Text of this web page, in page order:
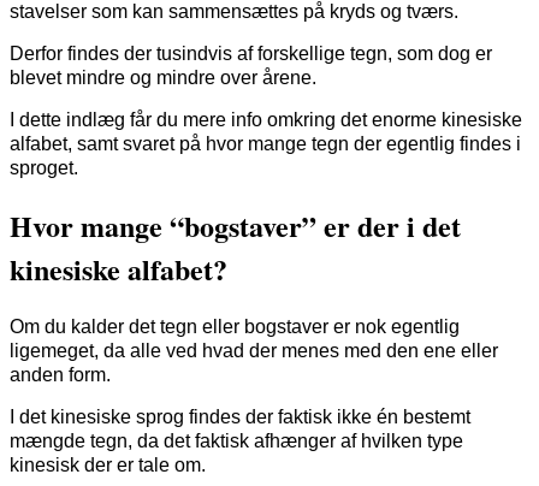
stavelser som kan sammensættes på kryds og tværs.
Derfor findes der tusindvis af forskellige tegn, som dog er
blevet mindre og mindre over årene.
I dette indlæg får du mere info omkring det enorme kinesiske
alfabet, samt svaret på hvor mange tegn der egentlig findes i
sproget.
Hvor mange “bogstaver” er der i det
kinesiske alfabet?
Om du kalder det tegn eller bogstaver er nok egentlig
ligemeget, da alle ved hvad der menes med den ene eller
anden form.
I det kinesiske sprog findes der faktisk ikke én bestemt
mængde tegn, da det faktisk afhænger af hvilken type
kinesisk der er tale om.